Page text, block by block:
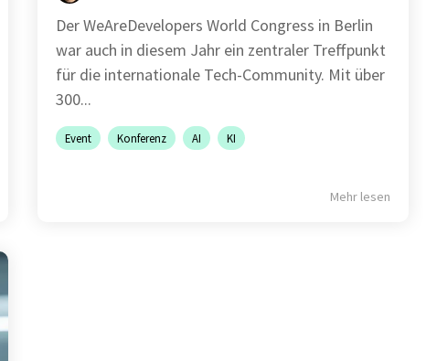
Der WeAreDevelopers World Congress in Berlin
war auch in diesem Jahr ein zentraler Treffpunkt
für die internationale Tech-Community. Mit über
300...
Event Konferenz AI KI
Mehr lesen